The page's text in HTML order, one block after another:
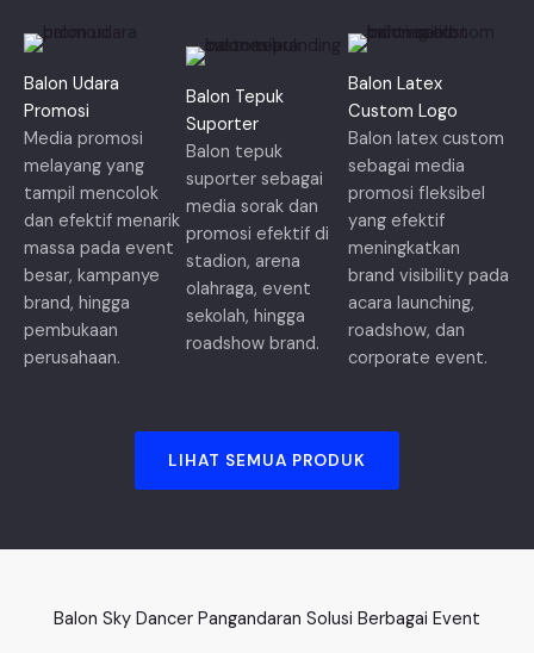
Balon Udara
Promosi
Media promosi
melayang yang
tampil mencolok
dan efektif menarik
massa pada event
besar, kampanye
brand, hingga
pembukaan
perusahaan.
Balon Tepuk
Suporter
Balon tepuk
suporter sebagai
media sorak dan
promosi efektif di
stadion, arena
olahraga, event
sekolah, hingga
roadshow brand.
Balon Latex
Custom Logo
Balon latex custom
sebagai media
promosi fleksibel
yang efektif
meningkatkan
brand visibility pada
acara launching,
roadshow, dan
corporate event.
LIHAT SEMUA PRODUK
Balon Sky Dancer Pangandaran Solusi Berbagai Event